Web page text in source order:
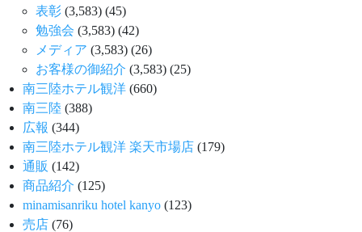
表彰 (3,583) (45)
勉強会 (3,583) (42)
メディア (3,583) (26)
お客様の御紹介 (3,583) (25)
南三陸ホテル観洋 (660)
南三陸 (388)
広報 (344)
南三陸ホテル観洋 楽天市場店 (179)
通販 (142)
商品紹介 (125)
minamisanriku hotel kanyo (123)
売店 (76)